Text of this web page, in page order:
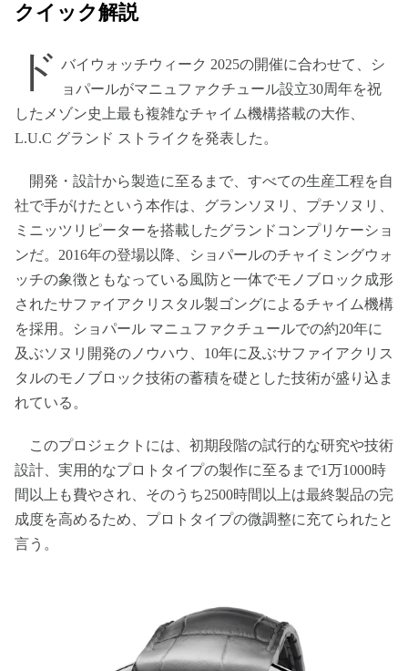
クイック解説
ド
バイウォッチウィーク 2025の開催に合わせて、シ
ョパールがマニュファクチュール設立30周年を祝
したメゾン史上最も複雑なチャイム機構搭載の大作、
L.U.C グランド ストライクを発表した。
開発・設計から製造に至るまで、すべての生産工程を自
社で手がけたという本作は、グランソヌリ、プチソヌリ、
ミニッツリピーターを搭載したグランドコンプリケーショ
ンだ。2016年の登場以降、ショパールのチャイミングウォ
ッチの象徴ともなっている風防と一体でモノブロック成形
されたサファイアクリスタル製ゴングによるチャイム機構
を採用。ショパール マニュファクチュールでの約20年に
及ぶソヌリ開発のノウハウ、10年に及ぶサファイアクリス
タルのモノブロック技術の蓄積を礎とした技術が盛り込ま
れている。
このプロジェクトには、初期段階の試行的な研究や技術
設計、実用的なプロトタイプの製作に至るまで1万1000時
間以上も費やされ、そのうち2500時間以上は最終製品の完
成度を高めるため、プロトタイプの微調整に充てられたと
言う。